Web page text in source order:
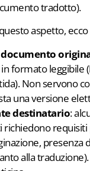
tradotto).
aspetto, ecco
documento
formato leggibile
Non servono
una versione
destinatario:
richiedono requisiti
presenza
alla